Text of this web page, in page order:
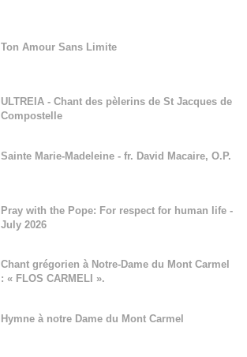
Ton Amour Sans Limite
ULTREIA - Chant des pèlerins de St Jacques de
Compostelle
Sainte Marie-Madeleine - fr. David Macaire, O.P.
Pray with the Pope: For respect for human life -
July 2026
Chant grégorien à Notre-Dame du Mont Carmel
: « FLOS CARMELI ».
Hymne à notre Dame du Mont Carmel